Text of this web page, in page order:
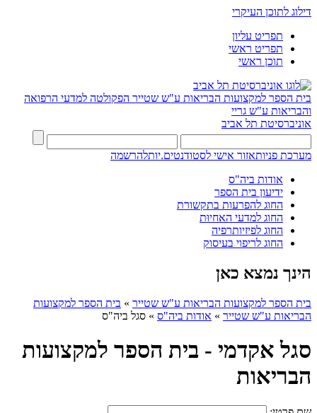
דילוג לתוכן העיקרי
תפריט עליון
תפריט ראשי
תוכן ראשי
בית הספר למקצועות הבריאות ע"ש שטייר הפקולטה למדעי הרפואה
והבריאות ע"ש גריי
אוניברסיטת תל אביב
מערכת פניותאזור אישי לסטודנטים.יותלהרשמה
אודות ביה"ס
ידיעון בית הספר
החוג להפרעות בתקשורת
החוג למדעי האחיוּת
החוג לפיזיותרפיה
החוג לריפוי בעיסוק
הינך נמצא כאן
בית הספר למקצועות הבריאות ע"ש שטייר » בית הספר למקצועות
הבריאות ע"ש שטייר » אודות ביה"ס » סגל ביה"ס
סגל אקדמי - בית הספר למקצועות
הבריאות